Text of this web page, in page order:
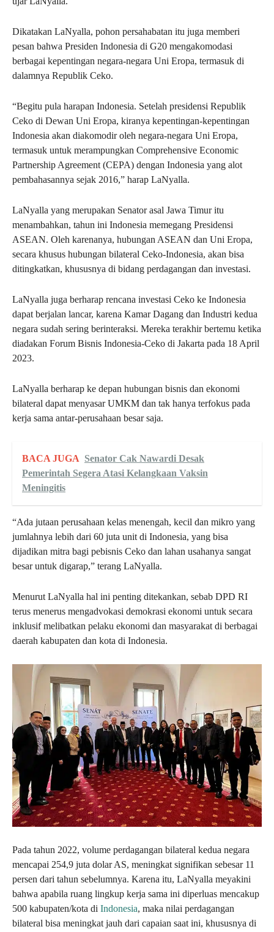
Dikatakan LaNyalla, pohon persahabatan itu juga memberi
pesan bahwa Presiden Indonesia di G20 mengakomodasi
berbagai kepentingan negara-negara Uni Eropa, termasuk di
dalamnya Republik Ceko.
“Begitu pula harapan Indonesia. Setelah presidensi Republik
Ceko di Dewan Uni Eropa, kiranya kepentingan-kepentingan
Indonesia akan diakomodir oleh negara-negara Uni Eropa,
termasuk untuk merampungkan Comprehensive Economic
Partnership Agreement (CEPA) dengan Indonesia yang alot
pembahasannya sejak 2016,” harap LaNyalla.
LaNyalla yang merupakan Senator asal Jawa Timur itu
menambahkan, tahun ini Indonesia memegang Presidensi
ASEAN. Oleh karenanya, hubungan ASEAN dan Uni Eropa,
secara khusus hubungan bilateral Ceko-Indonesia, akan bisa
ditingkatkan, khususnya di bidang perdagangan dan investasi.
LaNyalla juga berharap rencana investasi Ceko ke Indonesia
dapat berjalan lancar, karena Kamar Dagang dan Industri kedua
negara sudah sering berinteraksi. Mereka terakhir bertemu ketika
diadakan Forum Bisnis Indonesia-Ceko di Jakarta pada 18 April
2023.
LaNyalla berharap ke depan hubungan bisnis dan ekonomi
bilateral dapat menyasar UMKM dan tak hanya terfokus pada
kerja sama antar-perusahaan besar saja.
BACA JUGA Senator Cak Nawardi Desak
Pemerintah Segera Atasi Kelangkaan Vaksin
Meningitis
“Ada jutaan perusahaan kelas menengah, kecil dan mikro yang
jumlahnya lebih dari 60 juta unit di Indonesia, yang bisa
dijadikan mitra bagi pebisnis Ceko dan lahan usahanya sangat
besar untuk digarap,” terang LaNyalla.
Menurut LaNyalla hal ini penting ditekankan, sebab DPD RI
terus menerus mengadvokasi demokrasi ekonomi untuk secara
inklusif melibatkan pelaku ekonomi dan masyarakat di berbagai
daerah kabupaten dan kota di Indonesia.
Pada tahun 2022, volume perdagangan bilateral kedua negara
mencapai 254,9 juta dolar AS, meningkat signifikan sebesar 11
persen dari tahun sebelumnya. Karena itu, LaNyalla meyakini
bahwa apabila ruang lingkup kerja sama ini diperluas mencakup
500 kabupaten/kota di Indonesia, maka nilai perdagangan
bilateral bisa meningkat jauh dari capaian saat ini, khususnya di